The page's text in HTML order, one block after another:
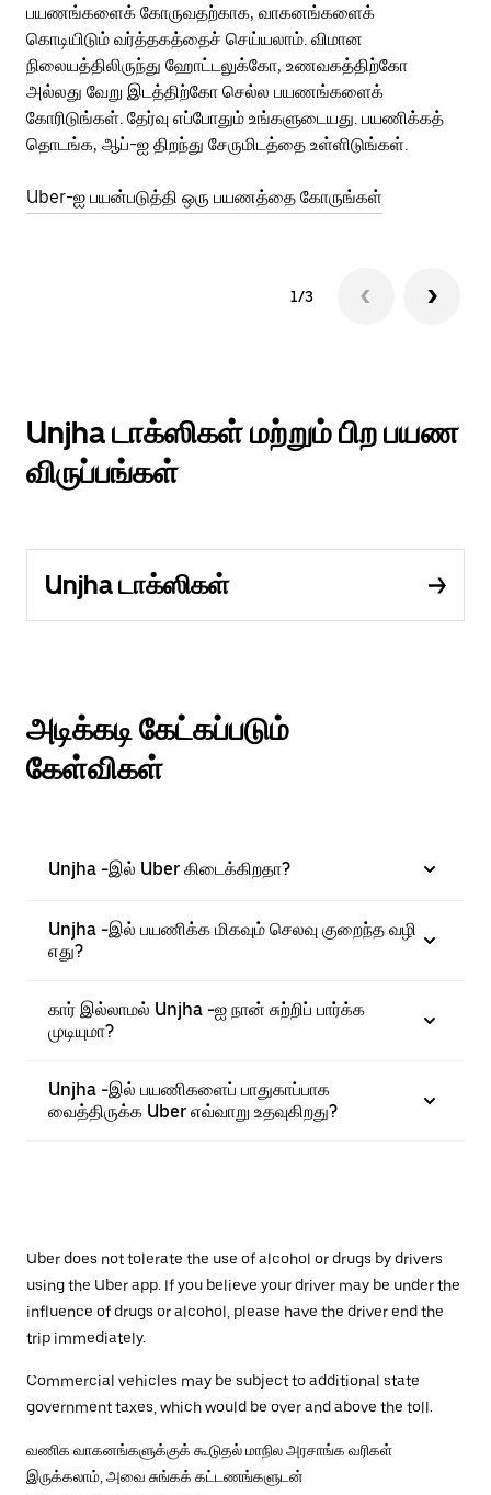
பயணங்களைக் கோருவதற்காக, வாகனங்களைக்
கொடியிடும் வர்த்தகத்தைச் செய்யலாம். விமான
நிலையத்திலிருந்து ஹோட்டலுக்கோ, உணவகத்திற்கோ
அல்லது வேறு இடத்திற்கோ செல்ல பயணங்களைக்
கோரிடுங்கள். தேர்வு எப்போதும் உங்களுடையது. பயணிக்கத்
தொடங்க, ஆப்-ஐ திறந்து சேருமிடத்தை உள்ளிடுங்கள்.
Uber-ஐ பயன்படுத்தி ஒரு பயணத்தை கோருங்கள்
1/3
Unjha டாக்ஸிகள் மற்றும் பிற பயண
விருப்பங்கள்
Unjha டாக்ஸிகள்
அடிக்கடி கேட்கப்படும்
கேள்விகள்
Unjha -இல் Uber கிடைக்கிறதா?
Unjha -இல் பயணிக்க மிகவும் செலவு குறைந்த வழி
எது?
கார் இல்லாமல் Unjha -ஐ நான் சுற்றிப் பார்க்க
முடியுமா?
Unjha -இல் பயணிகளைப் பாதுகாப்பாக
வைத்திருக்க Uber எவ்வாறு உதவுகிறது?
Uber does not tolerate the use of alcohol or drugs by drivers
using the Uber app. If you believe your driver may be under the
influence of drugs or alcohol, please have the driver end the
trip immediately.
Commercial vehicles may be subject to additional state
government taxes, which would be over and above the toll.
வணிக வாகனங்களுக்குக் கூடுதல் மாநில அரசாங்க வரிகள்
இருக்கலாம், அவை சுங்கக் கட்டணங்களுடன்